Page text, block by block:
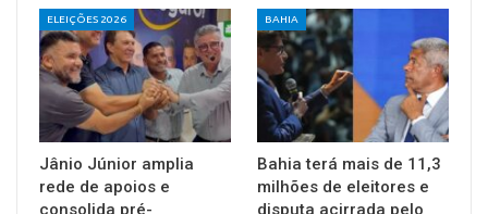
ELEIÇÕES 2026
Jânio Júnior amplia
rede de apoios e
consolida pré-
BAHIA
Bahia terá mais de 11,3
milhões de eleitores e
disputa acirrada pelo